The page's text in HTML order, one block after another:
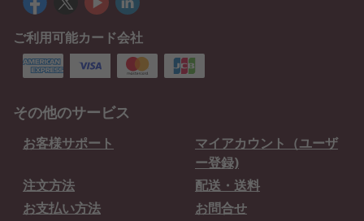
ご利用可能カード会社
その他のサービス
お客様サポート
マイアカウント（ユーザ
ー登録)
注文方法
配送・送料
お支払い方法
お問合せ